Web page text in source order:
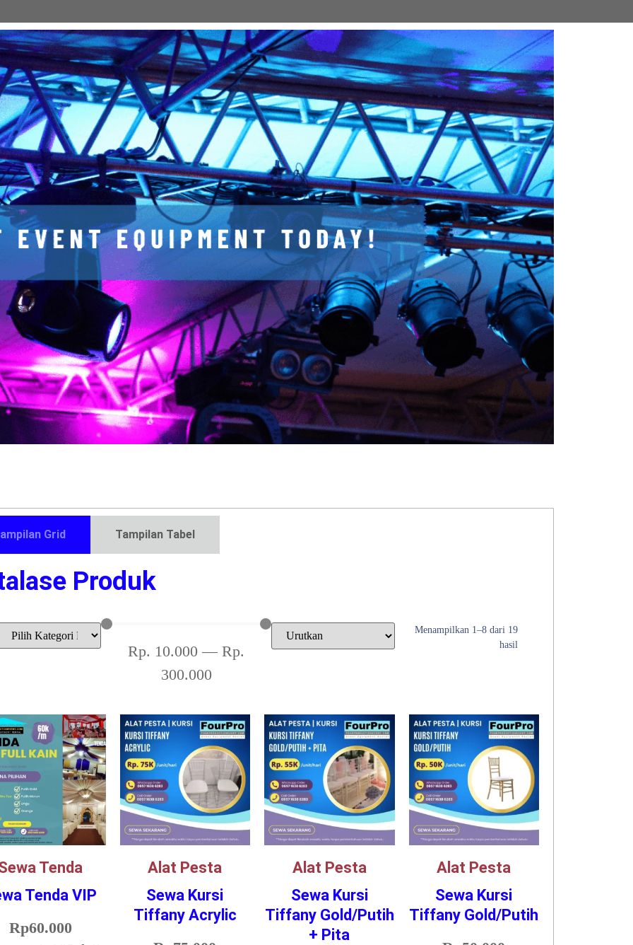
Grid Tampilan Tabel
Produk
Rp. 10.000 —Rp.
300.000
Menampilkan 1–8 dari 19
hasil
Tenda
Tenda VIP
Rp60.000
Alat Pesta
Sewa Kursi
Tiffany Acrylic
Alat Pesta
Sewa Kursi
Tiffany Gold/Putih
+ Pita
Alat Pesta
Sewa Kursi
Tiffany Gold/Putih